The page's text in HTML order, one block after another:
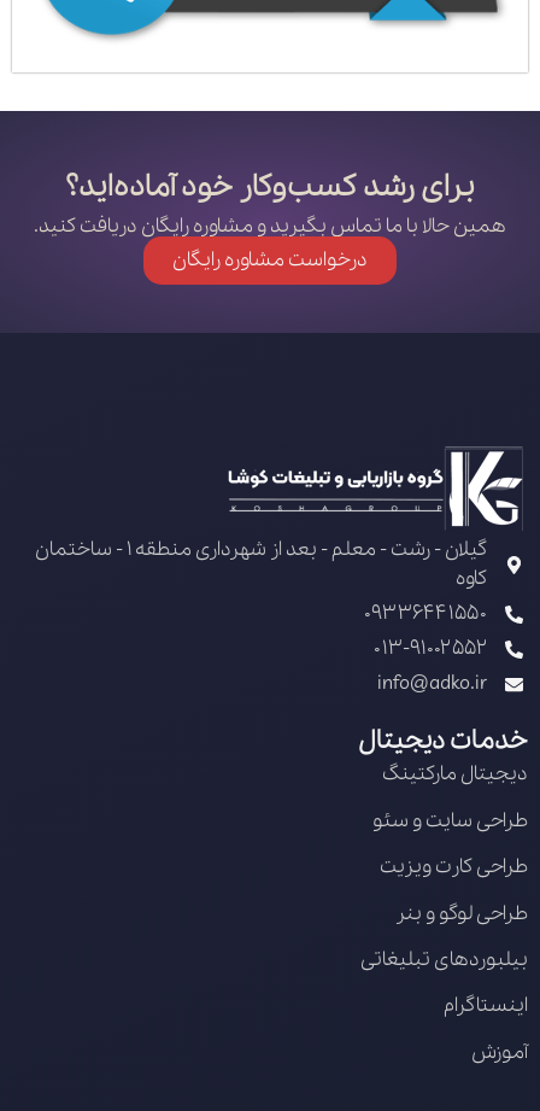
برای رشد کسب‌وکار خود آماده‌اید؟
همین حالا با ما تماس بگیرید و مشاوره رایگان دریافت کنید.
درخواست مشاوره رایگان
گیلان - رشت - معلم - بعد از شهرداری منطقه 1 - ساختمان
کاوه
09336441550
013-91002552
info@adko.ir
خدمات دیجیتال
دیجیتال مارکتینگ
طراحی سایت و سئو
طراحی کارت ویزیت
طراحی لوگو و بنر
بیلبوردهای تبلیغاتی
اینستاگرام
آموزش